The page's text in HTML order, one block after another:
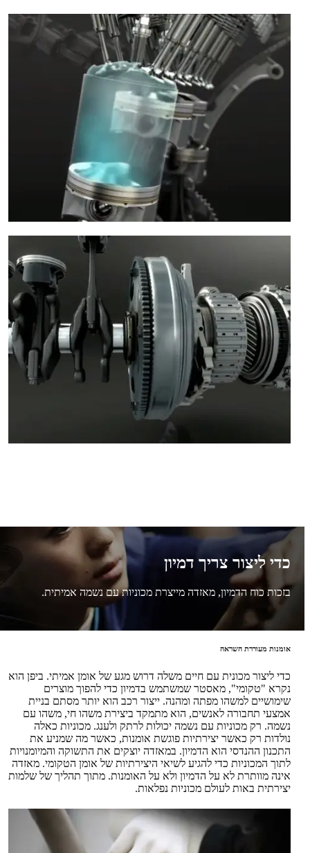
כדי ליצור צריך דמיון
בזכות כוח הדמיון, מאזדה מייצרת מכוניות עם נשמה אמיתית.
אומנות מעוררת השראה
כדי ליצור מכונית עם חיים משלה דרוש מגע של אומן אמיתי. ביפן הוא
נקרא "טקומי", מאסטר שמשתמש בדמיון כדי להפוך מוצרים
שימושיים למשהו מפתה ומהנה. ייצור רכב הוא יותר מסתם בניית
אמצעי תחבורה לאנשים, הוא מתמקד ביצירת משהו חי, משהו עם
נשמה. רק מכוניות עם נשמה יכולות לרתק ולענג. מכוניות כאלה
נולדות רק כאשר יצירתיות פוגשת אומנות, כאשר מה שמניע את
התכנון ההנדסי הוא הדמיון. במאזדה יוצקים את התשוקה והמיומנויות
לתוך המכוניות כדי להגיע לשיאי היצירתיות של אומן הטקומי. מאזדה
אינה מוותרת לא על הדמיון ולא על האומנות. מתוך תהליך של שלמות
יצירתית באות לעולם מכוניות נפלאות.